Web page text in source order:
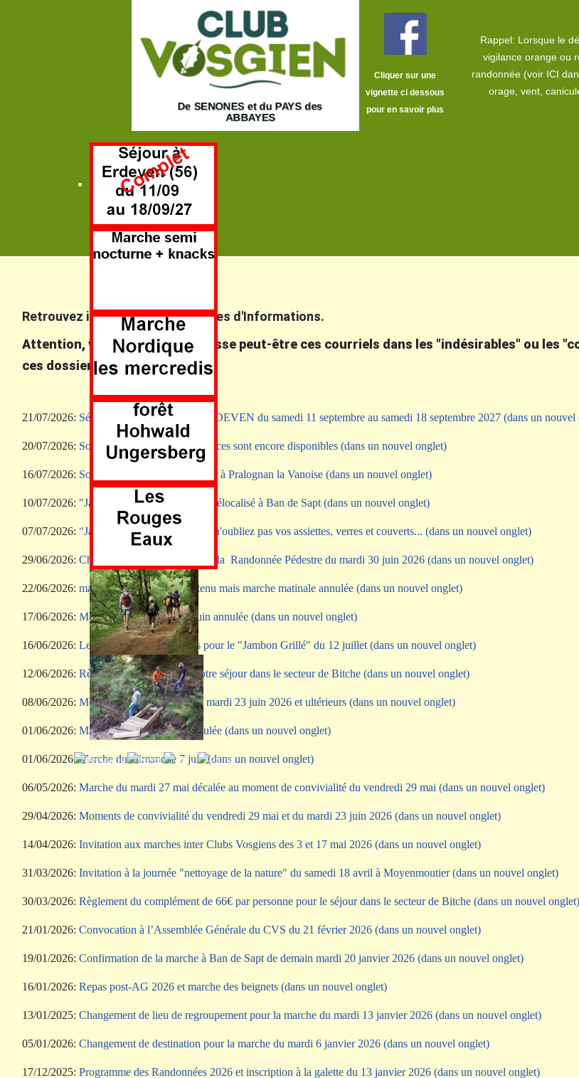
Cliquer sur une
vignette ci dessous
pour en savoir plus
Rappel: Lorsque le
vigilance orange ou
randonnée (voir ICI
orage, vent,
Ven 14 août
Dim. 23 août
Mardi 11 août
Programme annuel
Les photos récentes
Retrouvez ici nos dernières Lettres d'Informations.
Attention, votre messagerie classe peut-être ces courriels dans les "indésirables" ou les
ces dossiers.
21/07/2026: Séjour dans le Morbihan à ERDEVEN du samedi 11 septembre au samedi 18 septembre 2027 (dans un nouvel
20/07/2026:Soirée "Knacks": quelques places sont encore disponibles (dans un nouvel onglet)
16/07/2026: Soirée Rétrospective du Séjour à Pralognan la Vanoise (dans un nouvel onglet)
10/07/2026: "Jambon Grillé" du 12 juillet délocalisé à Ban de Sapt (dans un nouvel onglet)
07/07/2026:"Jambon Grillé" du 12 juillet: n'oubliez pas vos assiettes, verres et couverts... (dans un nouvel onglet)
29/06/2026: Changement de destination de la Randonnée Pédestre du mardi 30 juin 2026 (dans un nouvel onglet)
22/06/2026: mardi 23 juin: Repas maintenu mais marche matinale annulée (dans un nouvel onglet)
17/06/2026:Marche du Dimanche 21 juin annulée (dans un nouvel onglet)
16/06/2026: Les inscriptions sont closes pour le "Jambon Grillé" du 12 juillet (dans un nouvel onglet)
12/06/2026: Règlement du solde pour votre séjour dans le secteur de Bitche (dans un nouvel onglet)
08/06/2026:Moments de convivialité du mardi 23 juin 2026 et ultérieurs (dans un nouvel onglet)
01/06/2026: Marche du mardi 2 juin annulée (dans un nouvel onglet)
01/06/2026:Marche du Dimanche 7 juin (dans un nouvel onglet)
06/05/2026: Marche du mardi 27 mai décalée au moment de convivialité du vendredi 29 mai (dans un nouvel onglet)
29/04/2026: Moments de convivialité du vendredi 29 mai et du mardi 23 juin 2026 (dans un nouvel onglet)
14/04/2026: Invitation aux marches inter Clubs Vosgiens des 3 et 17 mai 2026 (dans un nouvel onglet)
31/03/2026: Invitation à la journée "nettoyage de la nature" du samedi 18 avril à Moyenmoutier (dans un nouvel onglet)
30/03/2026: Règlement du complément de 66€ par personne pour le séjour dans le secteur de Bitche (dans un nouvel onglet)
21/01/2026: Convocation à l’Assemblée Générale du CVS du 21 février 2026 (dans un nouvel onglet)
19/01/2026: Confirmation de la marche à Ban de Sapt de demain mardi 20 janvier 2026 (dans un nouvel onglet)
16/01/2026: Repas post-AG 2026 et marche des beignets (dans un nouvel onglet)
13/01/2025: Changement de lieu de regroupement pour la marche du mardi 13 janvier 2026 (dans un nouvel onglet)
05/01/2026: Changement de destination pour la marche du mardi 6 janvier 2026 (dans un nouvel onglet)
17/12/2025: Programme des Randonnées 2026 et inscription à la galette du 13 janvier 2026 (dans un nouvel onglet)